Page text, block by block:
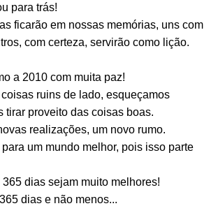
para trás!
ficarão em nossas memórias, uns com
com certeza, servirão como lição.
a 2010 com muita paz!
ruins de lado, esqueçamos
tirar proveito das coisas boas.
realizações, um novo rumo.
um mundo melhor, pois isso parte
dias sejam muito melhores!
dias e não menos...